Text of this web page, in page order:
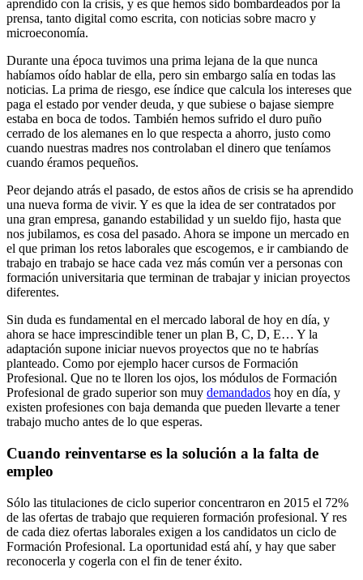
aprendido con la crisis, y es que hemos sido bombardeados por la
prensa, tanto digital como escrita, con noticias sobre macro y
microeconomía.
Durante una época tuvimos una prima lejana de la que nunca
habíamos oído hablar de ella, pero sin embargo salía en todas las
noticias. La prima de riesgo, ese índice que calcula los intereses que
paga el estado por vender deuda, y que subiese o bajase siempre
estaba en boca de todos. También hemos sufrido el duro puño
cerrado de los alemanes en lo que respecta a ahorro, justo como
cuando nuestras madres nos controlaban el dinero que teníamos
cuando éramos pequeños.
Peor dejando atrás el pasado, de estos años de crisis se ha aprendido
una nueva forma de vivir. Y es que la idea de ser contratados por
una gran empresa, ganando estabilidad y un sueldo fijo, hasta que
nos jubilamos, es cosa del pasado. Ahora se impone un mercado en
el que priman los retos laborales que escogemos, e ir cambiando de
trabajo en trabajo se hace cada vez más común ver a personas con
formación universitaria que terminan de trabajar y inician proyectos
diferentes.
Sin duda es fundamental en el mercado laboral de hoy en día, y
ahora se hace imprescindible tener un plan B, C, D, E… Y la
adaptación supone iniciar nuevos proyectos que no te habrías
planteado. Como por ejemplo hacer cursos de Formación
Profesional. Que no te lloren los ojos, los módulos de Formación
Profesional de grado superior son muy demandados hoy en día, y
existen profesiones con baja demanda que pueden llevarte a tener
trabajo mucho antes de lo que esperas.
Cuando reinventarse es la solución a la falta de
empleo
Sólo las titulaciones de ciclo superior concentraron en 2015 el 72%
de las ofertas de trabajo que requieren formación profesional. Y res
de cada diez ofertas laborales exigen a los candidatos un ciclo de
Formación Profesional. La oportunidad está ahí, y hay que saber
reconocerla y cogerla con el fin de tener éxito.